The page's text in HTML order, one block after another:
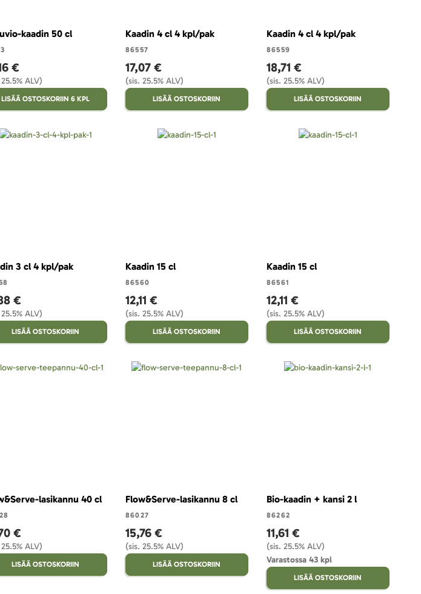
kaadin 50 cl
€
ALV)
LISÄÄ OSTOSKORIIN 6 KPL
Kaadin 4 cl 4 kpl/pak
86557
17,07 €
(sis. 25.5% ALV)
LISÄÄ OSTOSKORIIN
Kaadin 4 cl 4 kpl/pak
86559
18,71 €
(sis. 25.5% ALV)
LISÄÄ OSTOSKORIIN
3 cl 4 kpl/pak
€
ALV)
LISÄÄ OSTOSKORIIN
Kaadin 15 cl
86560
12,11 €
(sis. 25.5% ALV)
LISÄÄ OSTOSKORIIN
Kaadin 15 cl
86561
12,11 €
(sis. 25.5% ALV)
LISÄÄ OSTOSKORIIN
lasikannu 40 cl
€
ALV)
LISÄÄ OSTOSKORIIN
Flow&Serve-lasikannu 8 cl
86027
15,76 €
(sis. 25.5% ALV)
LISÄÄ OSTOSKORIIN
Bio-kaadin + kansi 2 l
86262
11,61 €
(sis. 25.5% ALV)
Varastossa 43 kpl
LISÄÄ OSTOSKORIIN